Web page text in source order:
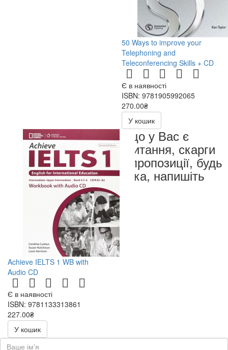
50 Ways to improve your
Telephoning and
Teleconferencing Skills + CD
Є в наявності
ISBN: 9781905992065
270.00₴
540.00₴
У кошик
Achieve IELTS 1 WB with
Audio CD
Є в наявності
ISBN: 9781133313861
227.00₴
454.00₴
У кошик
Якщо у Вас є
запитання, скарги
чи пропозиції, будь
ласка, напишіть
нам